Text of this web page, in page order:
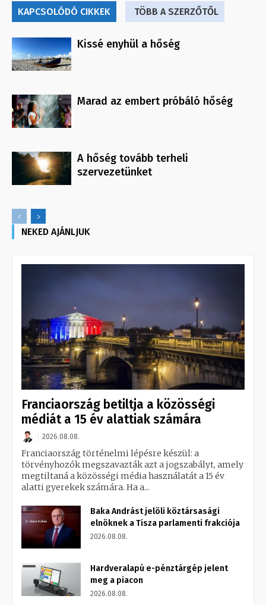
KAPCSOLÓDÓ CIKKEK TÖBB A SZERZŐTŐL
Kissé enyhül a hőség
Marad az embert próbáló hőség
A hőség tovább terheli
szervezetünket
NEKED AJÁNLJUK
Franciaország betiltja a közösségi
médiát a 15 év alattiak számára
2026.08.08.
Franciaország történelmi lépésre készül: a
törvényhozók megszavazták azt a jogszabályt, amely
megtiltaná a közösségi média használatát a 15 év
alatti gyerekek számára. Ha a...
Baka Andrást jelöli köztársasági
elnöknek a Tisza parlamenti frakciója
2026.08.08.
Hardveralapú e-pénztárgép jelent
meg a piacon
2026.08.08.